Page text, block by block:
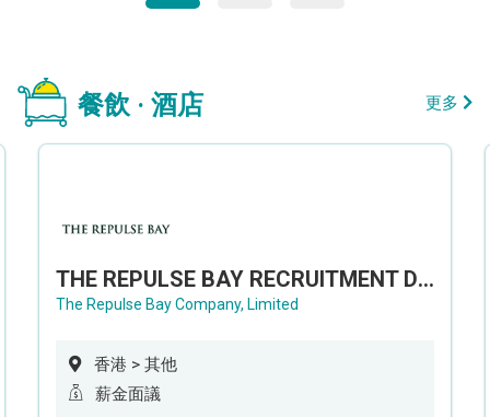
餐飲 · 酒店 更多
THE REPULSE BAY RECRUITMENT DAY 淺水灣影灣園人才招聘會
The Repulse Bay Company, Limited
香港 > 其他
薪金面議